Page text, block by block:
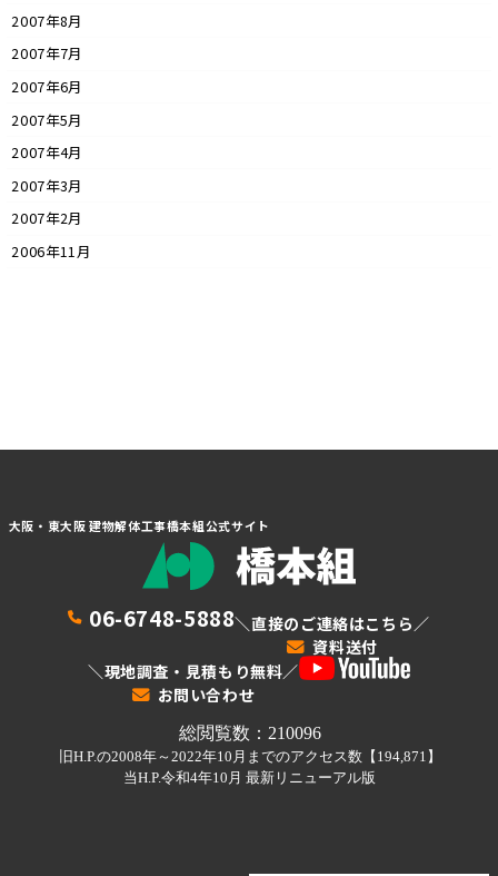
2007年8月
2007年7月
2007年6月
2007年5月
2007年4月
2007年3月
2007年2月
2006年11月
大阪・東大阪 建物解体工事橋本組公式サイト
06-6748-5888＼直接のご連絡はこちら／
資料送付
＼現地調査・見積もり無料／
お問い合わせ